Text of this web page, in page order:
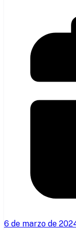
6 de marzo de